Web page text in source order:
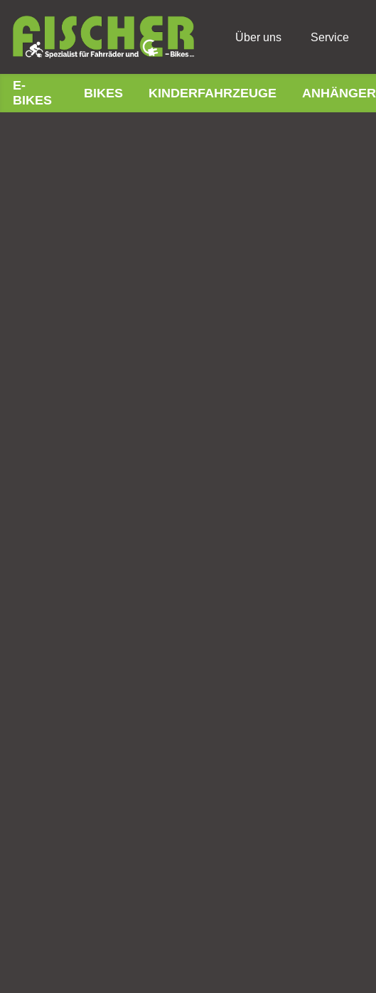
Über uns Service
E-
BIKES
BIKES KINDERFAHRZEUGE ANHÄNGER